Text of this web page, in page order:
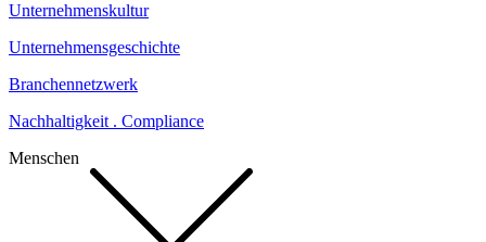
Unternehmenskultur
Unternehmensgeschichte
Branchennetzwerk
Nachhaltigkeit . Compliance
Menschen